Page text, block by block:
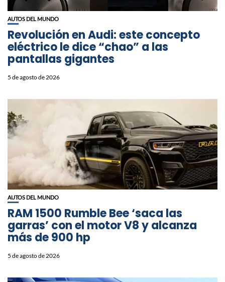
AUTOS DEL MUNDO
Revolución en Audi: este concepto
eléctrico le dice “chao” a las
pantallas gigantes
5 de agosto de 2026
AUTOS DEL MUNDO
RAM 1500 Rumble Bee ‘saca las
garras’ con el motor V8 y alcanza
más de 900 hp
5 de agosto de 2026